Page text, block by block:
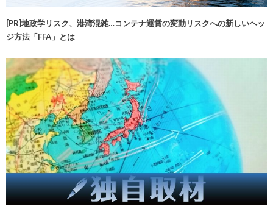
[PR]地政学リスク、港湾混雑…コンテナ運賃の変動リスクへの新しいヘッ
ジ方法「FFA」とは